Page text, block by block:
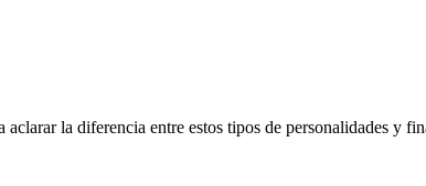
la diferencia entre estos tipos de personalidades y